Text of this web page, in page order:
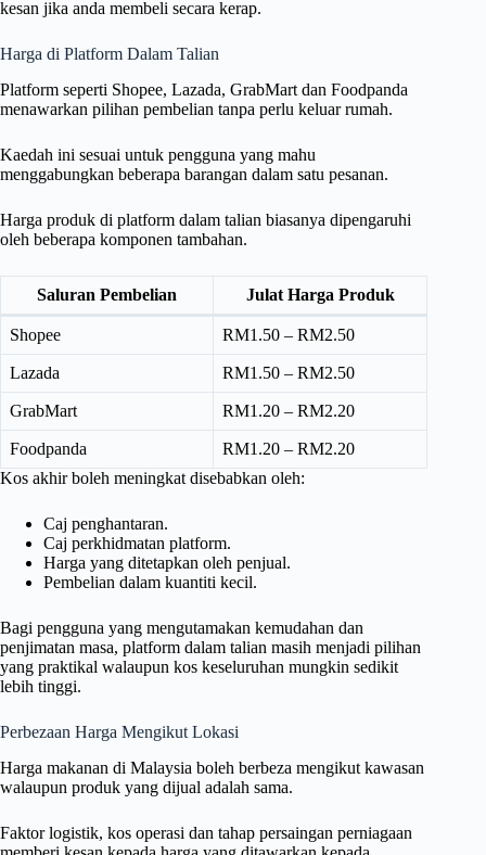
kesan jika anda membeli secara kerap.
Harga di Platform Dalam Talian
Platform seperti Shopee, Lazada, GrabMart dan Foodpanda
menawarkan pilihan pembelian tanpa perlu keluar rumah.
Kaedah ini sesuai untuk pengguna yang mahu
menggabungkan beberapa barangan dalam satu pesanan.
Harga produk di platform dalam talian biasanya dipengaruhi
oleh beberapa komponen tambahan.
Saluran Pembelian Julat Harga Produk
Shopee RM1.50 – RM2.50
Lazada RM1.50 – RM2.50
GrabMart RM1.20 – RM2.20
Foodpanda
RM1.20 – RM2.20
Kos akhir boleh meningkat disebabkan oleh:
Caj penghantaran.
Caj perkhidmatan platform.
Harga yang ditetapkan oleh penjual.
Pembelian dalam kuantiti kecil.
Bagi pengguna yang mengutamakan kemudahan dan
penjimatan masa, platform dalam talian masih menjadi pilihan
yang praktikal walaupun kos keseluruhan mungkin sedikit
lebih tinggi.
Perbezaan Harga Mengikut Lokasi
Harga makanan di Malaysia boleh berbeza mengikut kawasan
walaupun produk yang dijual adalah sama.
Faktor logistik, kos operasi dan tahap persaingan perniagaan